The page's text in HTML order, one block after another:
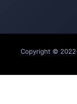
Copyright ©